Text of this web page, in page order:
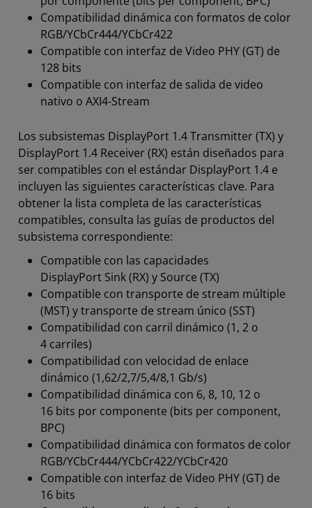
Compatibilidad dinámica con formatos de color
RGB/YCbCr444/YCbCr422
Compatible con interfaz de Video PHY (GT) de
128 bits
Compatible con interfaz de salida de video
nativo o AXI4-Stream
Los subsistemas DisplayPort 1.4 Transmitter (TX) y
DisplayPort 1.4 Receiver (RX) están diseñados para
ser compatibles con el estándar DisplayPort 1.4 e
incluyen las siguientes características clave. Para
obtener la lista completa de las características
compatibles, consulta las guías de productos del
subsistema correspondiente:
Compatible con las capacidades
DisplayPort Sink (RX) y Source (TX)
Compatible con transporte de stream múltiple
(MST) y transporte de stream único (SST)
Compatibilidad con carril dinámico (1, 2 o
4 carriles)
Compatibilidad con velocidad de enlace
dinámico (1,62/2,7/5,4/8,1 Gb/s)
Compatibilidad dinámica con 6, 8, 10, 12 o
16 bits por componente (bits per component,
BPC)
Compatibilidad dinámica con formatos de color
RGB/YCbCr444/YCbCr422/YCbCr420
Compatible con interfaz de Video PHY (GT) de
16 bits